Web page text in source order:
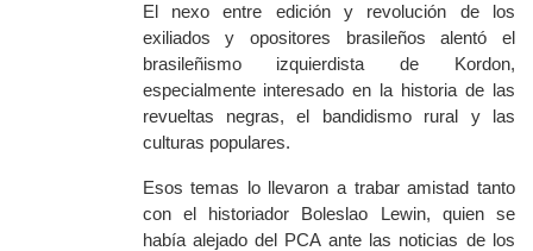
El nexo entre edición y revolución de los
exiliados y opositores brasileños alentó el
brasileñismo izquierdista de Kordon,
especialmente interesado en la historia de las
revueltas negras, el bandidismo rural y las
culturas populares.
Esos temas lo llevaron a trabar amistad tanto
con el historiador Boleslao Lewin, quien se
había alejado del PCA ante las noticias de los